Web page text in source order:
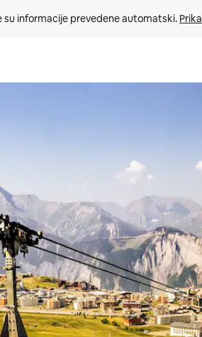
su informacije prevedene automatski.
se strelicama prema gore i prema dolje,